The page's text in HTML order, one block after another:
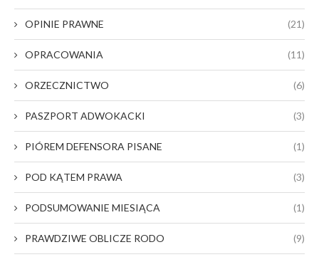
OPINIE PRAWNE (21)
OPRACOWANIA (11)
ORZECZNICTWO (6)
PASZPORT ADWOKACKI (3)
PIÓREM DEFENSORA PISANE (1)
POD KĄTEM PRAWA (3)
PODSUMOWANIE MIESIĄCA (1)
PRAWDZIWE OBLICZE RODO (9)